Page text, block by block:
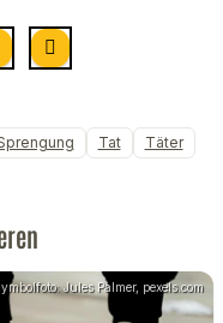
Tat Täter
Jules Palmer, pexels.com